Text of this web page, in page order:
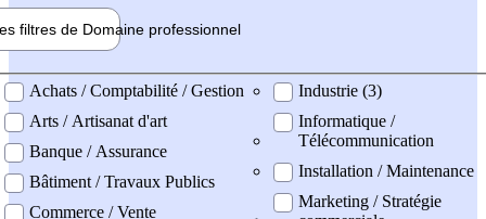
filtres de Domaine professionnel
professionel
Achats / Comptabilité / Gestion
Arts / Artisanat d'art
Banque / Assurance
Bâtiment / Travaux Publics
Commerce / Vente
Industrie (3)
Informatique /
Télécommunication
Installation / Maintenance
Marketing / Stratégie